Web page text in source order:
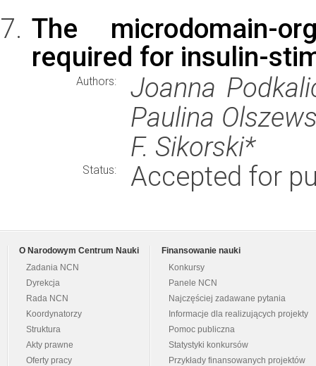
The microdomain-
required for insulin-
Authors:
Joanna
Paulina
F. Sikorski*
Status: Accepted for
O Narodowym Centrum Nauki
Zadania NCN
Dyrekcja
Rada NCN
Koordynatorzy
Struktura
Akty prawne
Oferty pracy
Finansowanie nauki
Konkursy
Panele NCN
Najczęściej zadawane pytania
Informacje dla realizujących projekty
Pomoc publiczna
Statystyki konkursów
Przykłady finansowanych projektów